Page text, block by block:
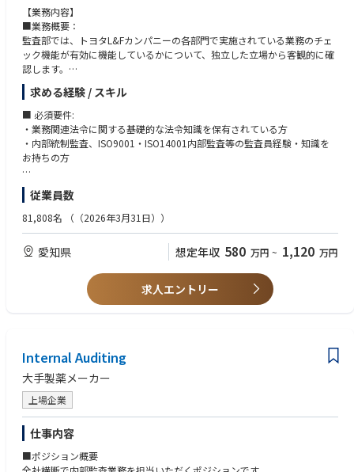
【業務内容】
■業務概要：
監査部では、トヨタL&Fカンパニーの各部門で実施されている業務のチェ
ック機能が有効に機能しているかについて、独立した立場から客観的に確
認します。
確認の過程で明らかになった弱点等については、個別事象にとどまらず、
背景や構造まで踏み込んで分析し、真因を特定することで、カンパニー全
体のしくみ・プロセス改善へとつなげていきます。
■具体的な仕事内容：
トヨタL&Fカンパニーでは、事業活動の健全性を支える独自の取り組みと
して「LF特別監査」を実施しています。この活動は、プロセス間のルール
力強く推進する役割を担っています。
今回ご担当いただくのは、法令・社内規定の遵守状況や、業務のチェック
機能が適切に機能しているかの確認・検証業務です。あわせて、これまで
の監査経験を存分に発揮いただき、監査の質向上や監査のしくみづくりに
貢献いただくことを期待しています。
■キャリアパス：
トヨタL&Fカンパニー内の監査実務を通じて、事業部の構成や業務プロセ
待しています。
また、将来的には、経験や専門性に応じて、カンパニー外の関係会社に対
する業務確認や改善支援に関与していただくことも想定しています。
【配属先部署について】
■配属部署のミッション：
監視活動を通じてトヨタL&Fカンパニーの活動の健全性を確保し、各部門
の改善活動を促進することがミッションです。カンパニー独自の「LF特別
監査」を実施し、法令や社内規定など、製品の開発から製造に至るプロセ
求める経験 / スキル
■ 必須要件:
・業務関連法令に関する基礎的な法令知識を保有されている方
・内部統制監査、ISO9001・ISO14001内部監査等の監査員経験・知識を
お持ちの方
■歓迎スキル：
・内部監査の専門的なスキルをお持ちの方
・製造業において品質保証、品質管理、品質企画等の業務経験をお持ちの
従業員数
81,808名 （（2026年3月31日））
愛知県 想定年収 580 万円 ~ 1,120 万円
求人エントリー
Internal Auditing
大手製薬メーカー
上場企業
仕事内容
■ポジション概要